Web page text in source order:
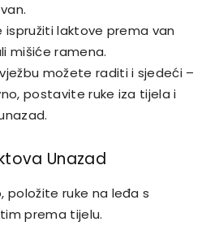
ispružiti laktove prema van
mišiće ramena.
možete raditi i sjedeći –
postavite ruke iza tijela i
Unazad
položite ruke na leđa s
prema tijelu.